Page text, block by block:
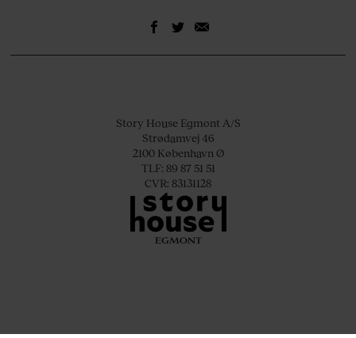
Story House Egmont A/S
Strødamvej 46
2100 København Ø
TLF: 89 87 51 51
CVR: 83131128